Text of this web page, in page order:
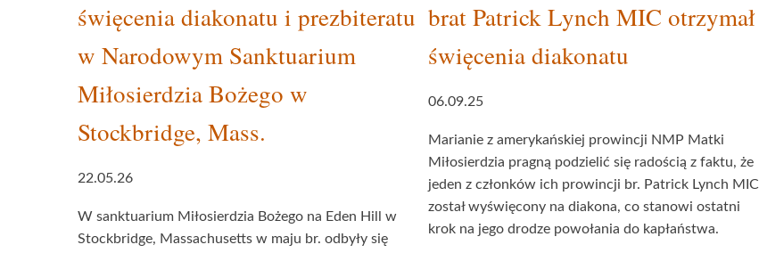
święcenia diakonatu i prezbiteratu
w Narodowym Sanktuarium
Miłosierdzia Bożego w
Stockbridge, Mass.
22.05.26
W sanktuarium Miłosierdzia Bożego na Eden Hill w
Stockbridge, Massachusetts w maju br. odbyły się
brat Patrick Lynch MIC otrzymał
święcenia diakonatu
06.09.25
Marianie z amerykańskiej prowincji NMP Matki
Miłosierdzia pragną podzielić się radością z faktu, że
jeden z członków ich prowincji br. Patrick Lynch MIC
został wyświęcony na diakona, co stanowi ostatni
krok na jego drodze powołania do kapłaństwa.